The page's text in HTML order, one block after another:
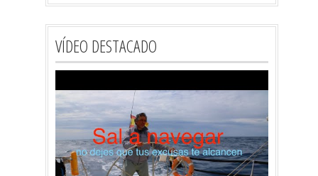
VÍDEO DESTACADO